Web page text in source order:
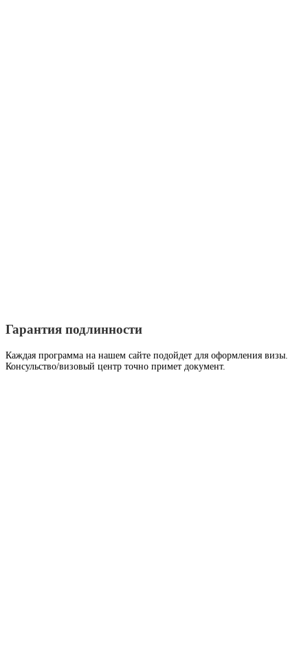
Гарантия подлинности
Каждая программа на нашем сайте подойдет для оформления визы.
Консульство/визовый центр точно примет документ.